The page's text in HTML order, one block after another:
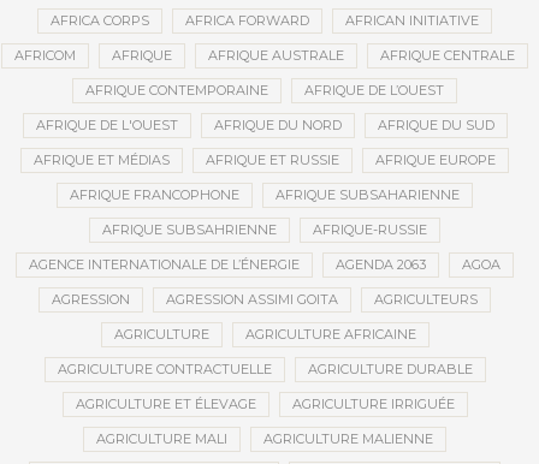
AFRICA CORPS AFRICA FORWARD AFRICAN INITIATIVE
AFRICOM AFRIQUE AFRIQUE AUSTRALE AFRIQUE CENTRALE
AFRIQUE CONTEMPORAINE AFRIQUE DE L’OUEST
AFRIQUE DE L'OUEST AFRIQUE DU NORD AFRIQUE DU SUD
AFRIQUE ET MÉDIAS AFRIQUE ET RUSSIE AFRIQUE EUROPE
AFRIQUE FRANCOPHONE AFRIQUE SUBSAHARIENNE
AFRIQUE SUBSAHRIENNE AFRIQUE-RUSSIE
AGENCE INTERNATIONALE DE L’ÉNERGIE AGENDA 2063 AGOA
AGRESSION AGRESSION ASSIMI GOITA AGRICULTEURS
AGRICULTURE AGRICULTURE AFRICAINE
AGRICULTURE CONTRACTUELLE AGRICULTURE DURABLE
AGRICULTURE ET ÉLEVAGE AGRICULTURE IRRIGUÉE
AGRICULTURE MALI AGRICULTURE MALIENNE